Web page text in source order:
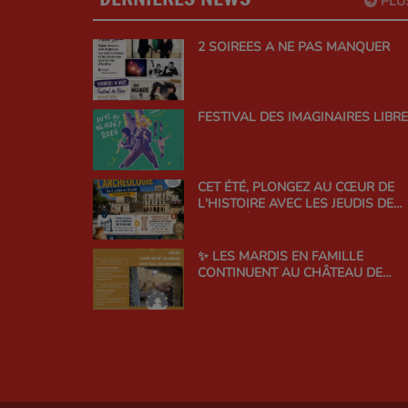
2 SOIREES A NE PAS MANQUER
FESTIVAL DES IMAGINAIRES
CET ÉTÉ, PLONGEZ AU CŒUR DE
L'HISTOIRE AVEC LES JEUDIS DE
✨ LES MARDIS EN FAMILLE
CONTINUENT AU CHÂTEAU DE